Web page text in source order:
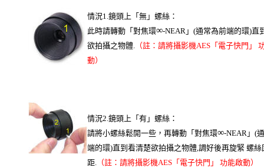
情況1.鏡頭上「無」螺絲：
此時請轉動「對焦環∞-NEAR」(通常為前端的環)直
欲拍攝之物體. （註：請將攝影機AES「電子快門」
動）
情況2.鏡頭上「有」螺絲：
請將小螺絲鬆開一些，再轉動「對焦環∞-NEAR」(
端的環)直到看清楚欲拍攝之物體,調好後再旋緊 螺絲
距. （註：請將攝影機AES「電子快門」 功能啟動）